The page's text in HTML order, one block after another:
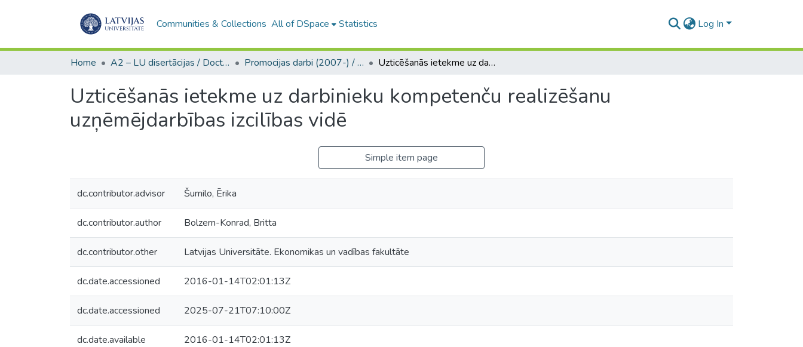
Communities & Collections All of DSpace Statistics Log In
Home A2 – LU disertācijas / Doctoral theses UL Promocijas darbi (2007-) / Theses PhD Uzticēšanās ietekme uz darbinieku kompetenču realizēšanu uzņēmējdarbības izcilības vidē
Uzticēšanās ietekme uz darbinieku kompetenču realizēšanu
uzņēmējdarbības izcilības vidē
Simple item page
dc.contributor.advisor Šumilo, Ērika
dc.contributor.author Bolzern-Konrad, Britta
dc.contributor.other Latvijas Universitāte. Ekonomikas un vadības fakultāte
dc.date.accessioned 2016-01-14T02:01:13Z
dc.date.accessioned 2025-07-21T07:10:00Z
dc.date.available 2016-01-14T02:01:13Z